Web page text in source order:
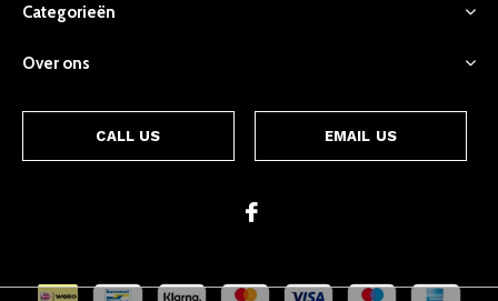
Categorieën
Over ons
CALL US EMAIL US